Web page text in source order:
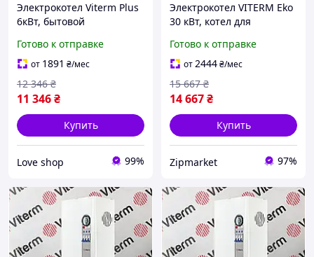
Электрокотел Viterm Plus
6кВт, бытовой
обогреватель, котел для
отопления дома
Готово к отправке
от 1891 ₴/мес
11 346₴
12 346 ₴
Купить
Love shop 99%
Электрокотел VITERM Eko
30 кВт, котел для
электрический
обогреватель 380В
Готово к отправке
от2444₴/мес
14 667₴
15 667 ₴
Купить
Zipmarket 97%